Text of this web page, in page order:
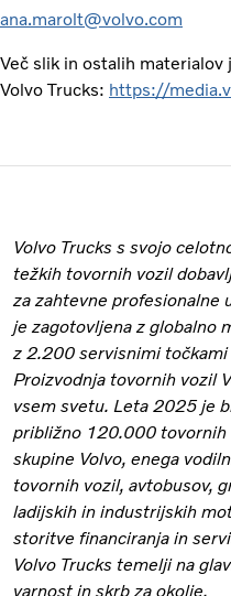
ana.marolt@volvo.com
Več slik in ostalih
Volvo Trucks: https://
Volvo Trucks s svojo
težkih tovornih vozil
za zahtevne profesionalne
je zagotovljena z globalno
z 2.200 servisnimi
Proizvodnja tovornih vozil
vsem svetu. Leta 2025 je
približno 120.000 tovornih
skupine Volvo, enega
tovornih vozil, avtobusov,
ladijskih in industrijskih
storitve financiranja in
Volvo Trucks temelji na
varnost in skrb za okolje.